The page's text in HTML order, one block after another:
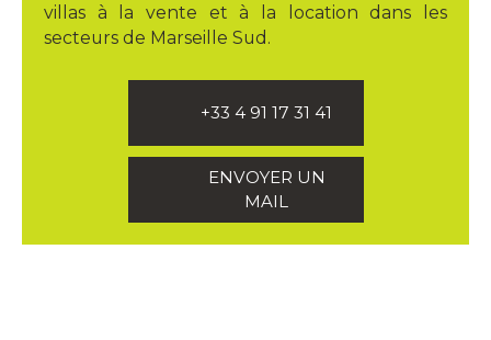
villas à la vente et à la location dans les
secteurs de Marseille Sud.
+33 4 91 17 31 41
ENVOYER UN
MAIL